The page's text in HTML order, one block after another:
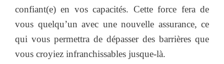
confiant(e) en vos capacités. Cette force fera de
vous quelqu’un avec une nouvelle assurance, ce
qui vous permettra de dépasser des barrières que
vous croyiez infranchissables jusque-là.